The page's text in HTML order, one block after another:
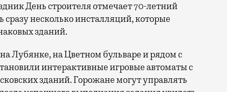
несколько инсталляций, которые
зданий.
Лубянке, на Цветном бульваре и рядом с
интерактивные игровые автоматы с
зданий. Горожане могут управлять